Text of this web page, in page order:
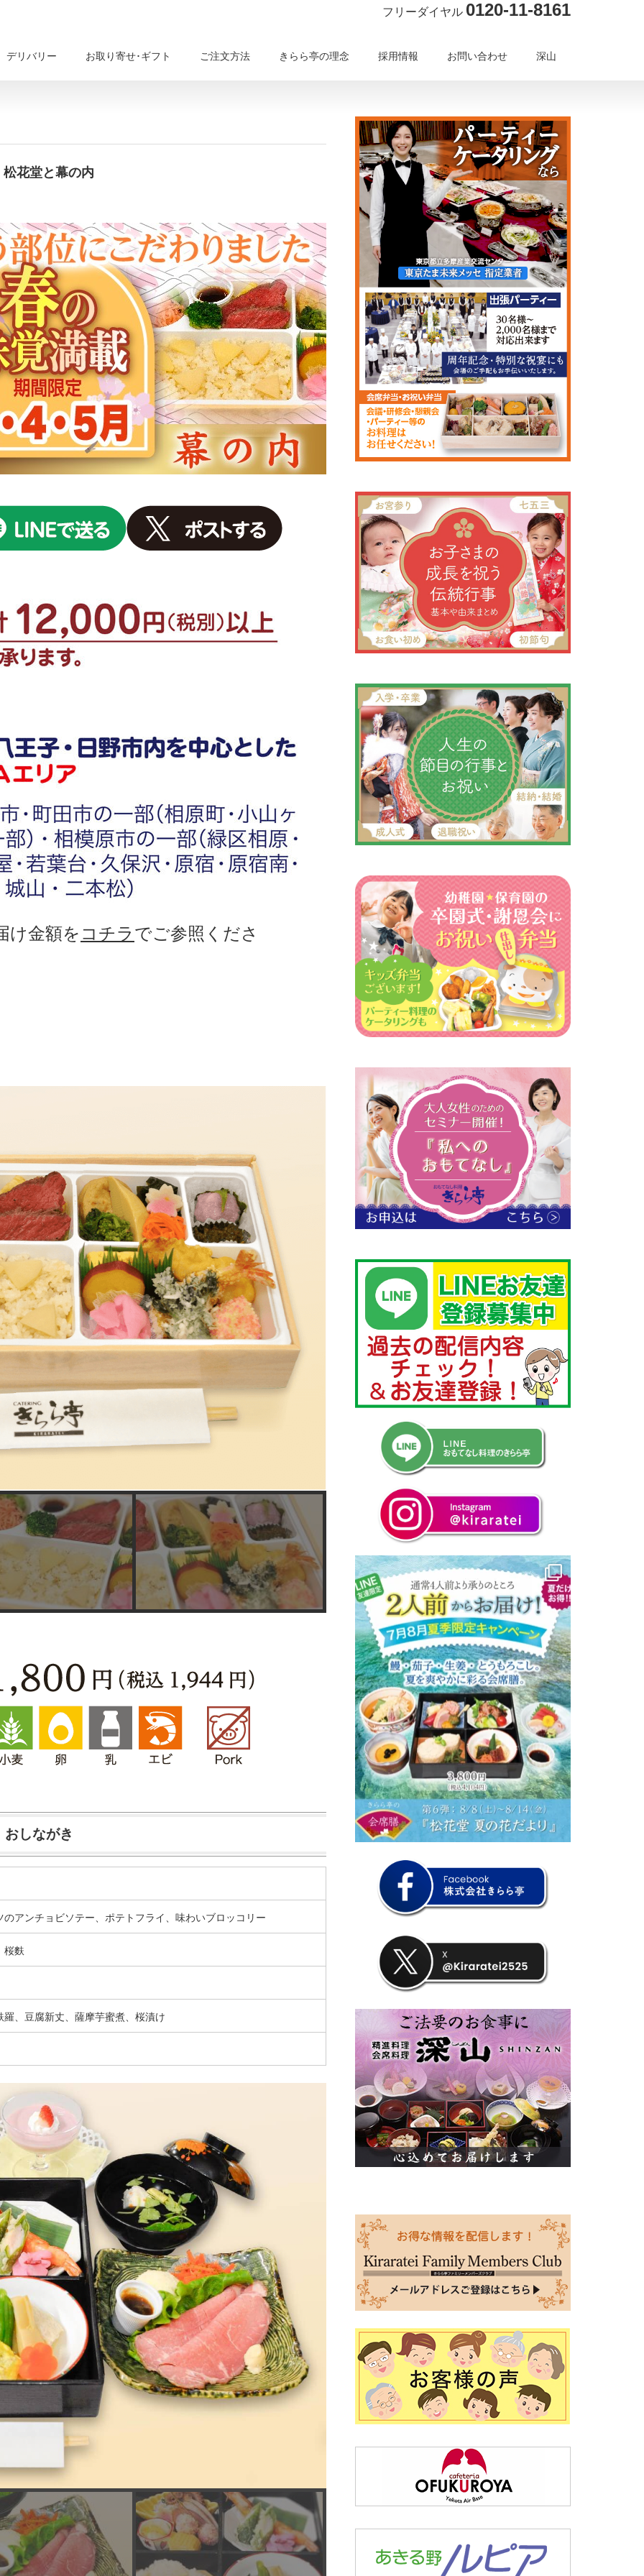
フリーダイヤル 0120-11-8161
デリバリー お取り寄せ･ギフト ご注文方法 きらら亭の理念 採用情報 お問い合わせ 深山
花堂と幕の内
け金額を コチラ でご参照くださ
おしながき
アンチョビソテー、ポテトフライ、味わいブロッコリー
桜麩
、豆腐新丈、薩摩芋蜜煮、桜漬け